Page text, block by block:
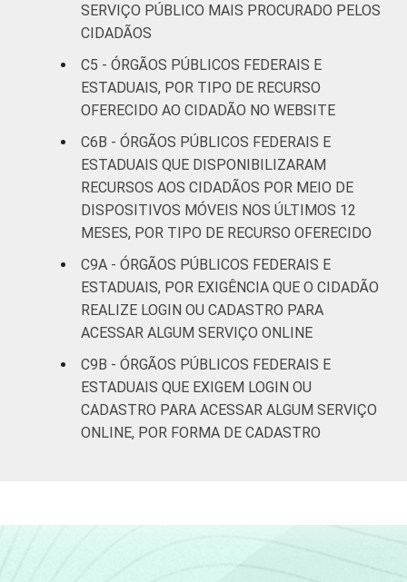
SERVIÇO PÚBLICO MAIS PROCURADO PELOS
CIDADÃOS
C5 - ÓRGÃOS PÚBLICOS FEDERAIS E
ESTADUAIS, POR TIPO DE RECURSO
OFERECIDO AO CIDADÃO NO WEBSITE
C6B - ÓRGÃOS PÚBLICOS FEDERAIS E
ESTADUAIS QUE DISPONIBILIZARAM
RECURSOS AOS CIDADÃOS POR MEIO DE
DISPOSITIVOS MÓVEIS NOS ÚLTIMOS 12
MESES, POR TIPO DE RECURSO OFERECIDO
C9A - ÓRGÃOS PÚBLICOS FEDERAIS E
ESTADUAIS, POR EXIGÊNCIA QUE O CIDADÃO
REALIZE LOGIN OU CADASTRO PARA
ACESSAR ALGUM SERVIÇO ONLINE
C9B - ÓRGÃOS PÚBLICOS FEDERAIS E
ESTADUAIS QUE EXIGEM LOGIN OU
CADASTRO PARA ACESSAR ALGUM SERVIÇO
ONLINE, POR FORMA DE CADASTRO